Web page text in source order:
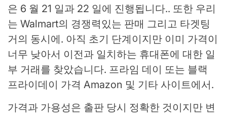
은 6 월 21 일과 22 일에 진행됩니다.. 또한 우리
는 Walmart의 경쟁력있는 판매 그리고 타겟팅
거의 동시에. 아직 초기 단계이지만 이미 가격이
너무 낮아서 이전과 일치하는 휴대폰에 대한 일
부 거래를 찾았습니다. 프라임 데이 또는 블랙
프라이데이 가격 Amazon 및 기타 사이트에서.
가격과 가용성은 출판 당시 정확한 것이지만 변